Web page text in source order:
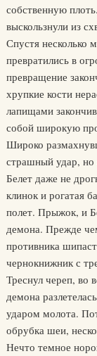
собственную
выскользнули из
Спустя несколько
превратились в
превращение
хрупкие кости
лапищами
собой широкую
Широко
страшный удар, но
Белет даже не
клинок и рогатая
полет. Прыжок, и
демона. Прежде
противника
чернокнижник с
Треснул череп, во
демона
ударом молота.
обрубка шеи,
Нечто темное